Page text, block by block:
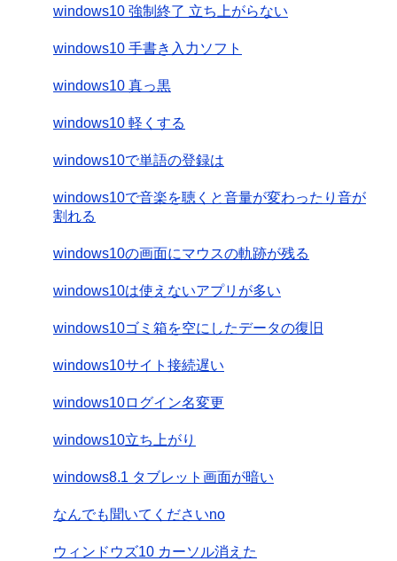
windows10 強制終了 立ち上がらない
windows10 手書き入力ソフト
windows10 真っ黒
windows10 軽くする
windows10で単語の登録は
windows10で音楽を聴くと音量が変わったり音が
割れる
windows10の画面にマウスの軌跡が残る
windows10は使えないアプリが多い
windows10ゴミ箱を空にしたデータの復旧
windows10サイト接続遅い
windows10ログイン名変更
windows10立ち上がり
windows8.1 タブレット画面が暗い
なんでも聞いてくださいno
ウィンドウズ10 カーソル消えた